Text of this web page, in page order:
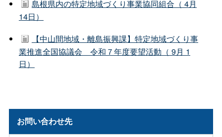
島根県内の特定地域づくり事業協同組合（ 4月
14日）
【中山間地域・離島振興課】特定地域づくり事
業推進全国協議会 令和７年度要望活動（ 9月 1
日）
お問い合わせ先